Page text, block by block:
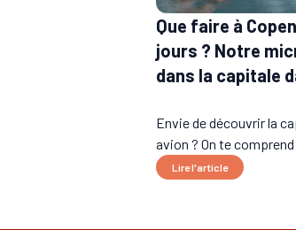
Que faire à
jours ? Notre
dans la capitale
Envie de découvrir la
avion ? On te comprend
Lire l'article